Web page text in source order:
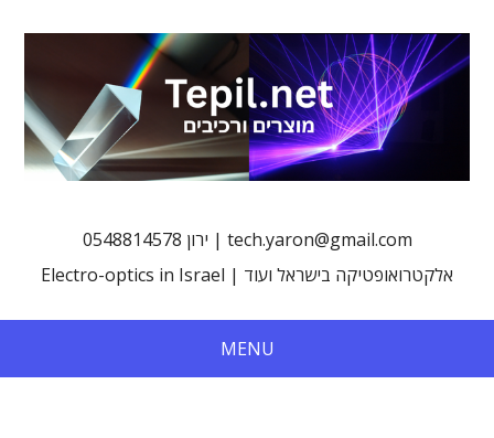
0548814578 ירון | tech.yaron@gmail.com
Electro-optics in Israel | אלקטרואופטיקה בישראל ועוד
MENU